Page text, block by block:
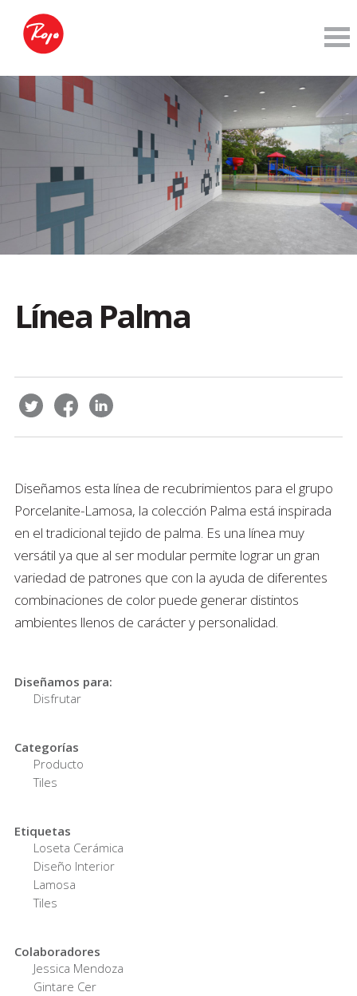
Línea Palma
Diseñamos esta línea de recubrimientos para el grupo
Porcelanite-Lamosa, la colección Palma está inspirada
en el tradicional tejido de palma. Es una línea muy
versátil ya que al ser modular permite lograr un gran
variedad de patrones que con la ayuda de diferentes
combinaciones de color puede generar distintos
ambientes llenos de carácter y personalidad.
Diseñamos para:
Disfrutar
Categorías
Producto
Tiles
Etiquetas
Loseta Cerámica
Diseño Interior
Lamosa
Tiles
Colaboradores
Jessica Mendoza
Gintare Cer